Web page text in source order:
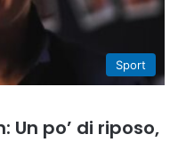
Sport
Un po’ di riposo,